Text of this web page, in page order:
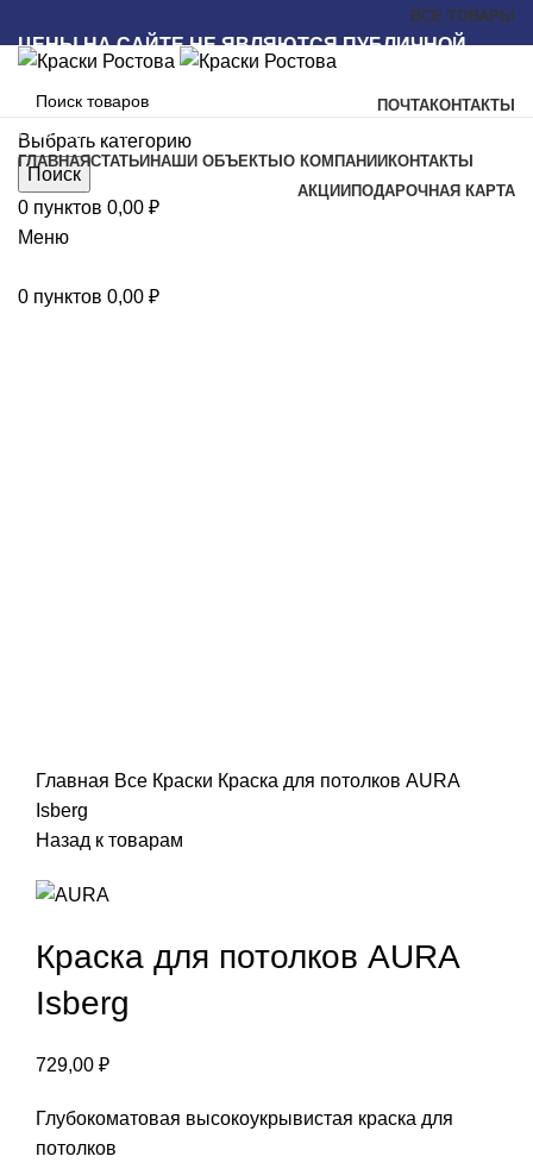
ВСЕ ТОВАРЫ
ЦЕНЫ НА САЙТЕ НЕ ЯВЛЯЮТСЯ ПУБЛИЧНОЙ
ОФЕРТОЙ
ПОЧТАКОНТАКТЫ
Выбрать категорию
Поиск
0 пунктов 0,00 ₽
Меню
0 пунктов 0,00 ₽
Наш каталог
ГЛАВНАЯСТАТЬИ НАШИ ОБЪЕКТЫ О КОМПАНИИ КОНТАКТЫ
АКЦИИ ПОДАРОЧНАЯ КАРТА
Главная Все Краски Краска для потолков AURA
Isberg
Назад к товарам
Краска для потолков AURA
Isberg
729,00 ₽
Глубокоматовая высокоукрывистая краска для
потолков